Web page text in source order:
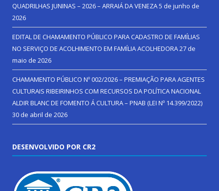
QUADRILHAS JUNINAS – 2026 – ARRAIÁ DA VENEZA5 de junho de
2026
EDITAL DE CHAMAMENTO PÚBLICO PARA CADASTRO DE FAMÍLIAS
NO SERVIÇO DE ACOLHIMENTO EM FAMÍLIA ACOLHEDORA27 de
maio de 2026
CHAMAMENTO PÚBLICO Nº 002/2026 – PREMIAÇÃO PARA AGENTES
CULTURAIS RIBEIRINHOS COM RECURSOS DA POLÍTICA NACIONAL
ALDIR BLANC DE FOMENTO Á CULTURA – PNAB (LEI Nº 14.399/2022)
30 de abril de 2026
DESENVOLVIDO POR CR2